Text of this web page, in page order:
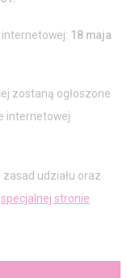
18 maja
zostaną ogłoszone
internetowej
udziału oraz
specjalnej stronie